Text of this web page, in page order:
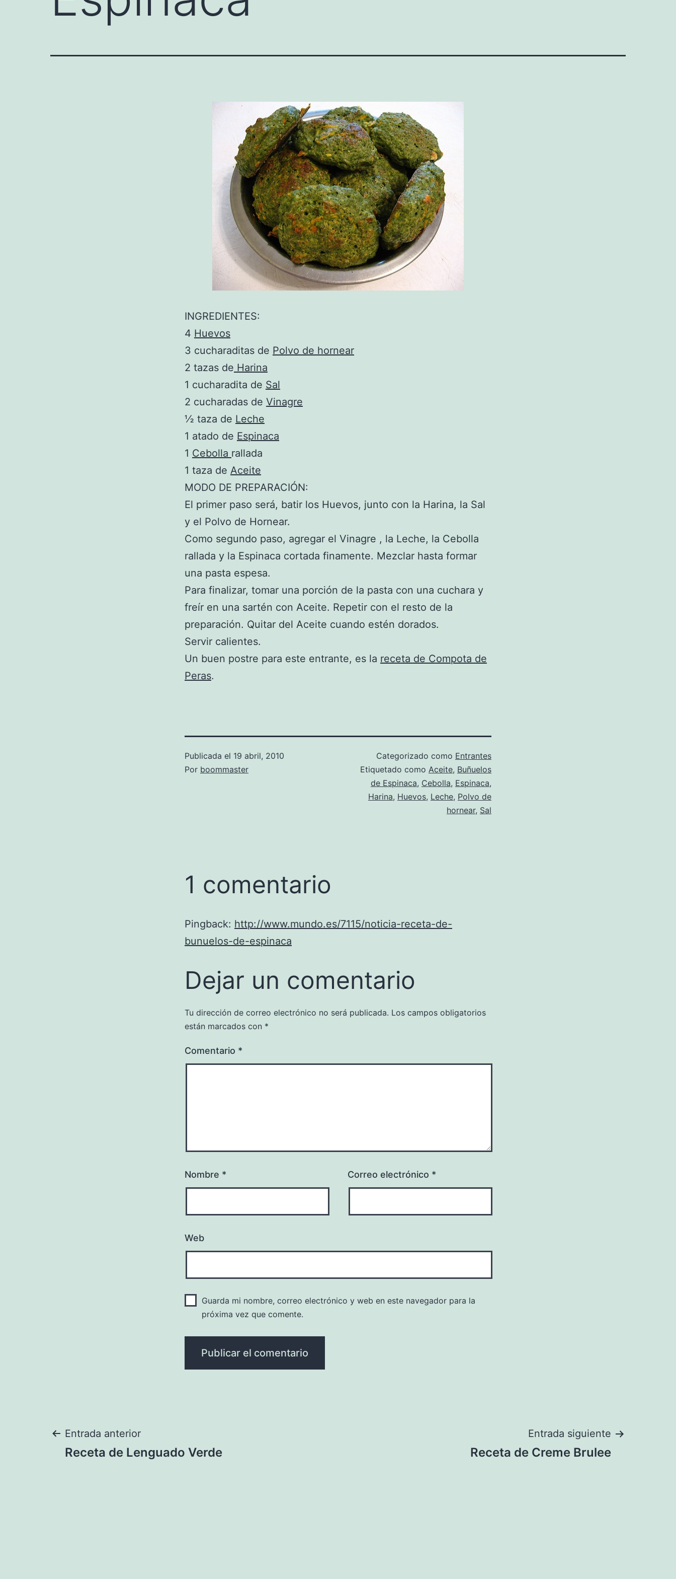
INGREDIENTES:
4 Huevos
3 cucharaditas de Polvo de hornear
2 tazas de Harina
1 cucharadita de Sal
2 cucharadas de Vinagre
½ taza de Leche
1 atado de Espinaca
1 Cebolla rallada
1 taza de Aceite
MODO DE PREPARACIÓN:
El primer paso será, batir los Huevos, junto con la Harina, la Sal
y el Polvo de Hornear.
Como segundo paso, agregar el Vinagre , la Leche, la Cebolla
rallada y la Espinaca cortada finamente. Mezclar hasta formar
una pasta espesa.
Para finalizar, tomar una porción de la pasta con una cuchara y
freír en una sartén con Aceite. Repetir con el resto de la
preparación. Quitar del Aceite cuando estén dorados.
Servir calientes.
Un buen postre para este entrante, es la receta de Compota de
Peras.
Publicada el 19 abril, 2010
Por boommaster
Categorizado como Entrantes
Etiquetado como Aceite, Buñuelos
de Espinaca, Cebolla, Espinaca,
Harina, Huevos, Leche, Polvo de
hornear, Sal
1 comentario
Pingback: http://www.mundo.es/7115/noticia-receta-de-
bunuelos-de-espinaca
Dejar un comentario
Tu dirección de correo electrónico no será publicada. Los campos obligatorios
están marcados con *
Comentario *
Nombre * Correo electrónico *
Web
Guarda mi nombre, correo electrónico y web en este navegador para la
próxima vez que comente.
Navegación
Entrada anterior
Receta de Lenguado Verde
Entrada siguiente
Receta de Creme Brulee